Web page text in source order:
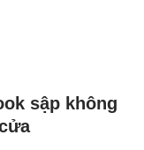
sập không